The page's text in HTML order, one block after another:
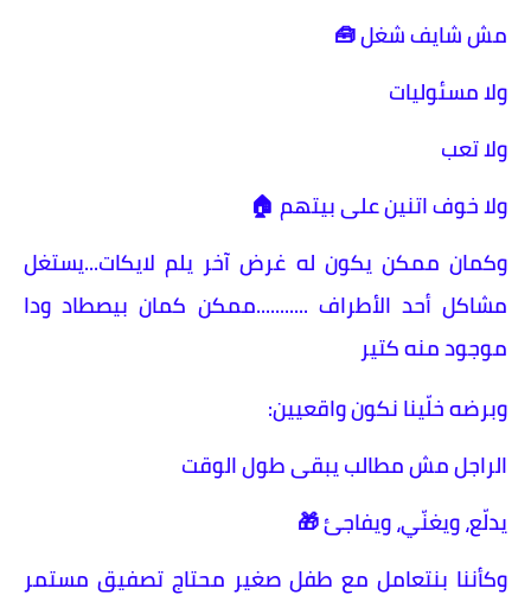
مش شايف شغل 🧰
ولا مسئوليات
ولا تعب
ولا خوف اتنين على بيتهم 🏠
وكمان ممكن يكون له غرض آخر يلم لايكات...يستغل
مشاكل أحد الأطراف ...........ممكن كمان بيصطاد ودا
موجود منه كتير
وبرضه خلّينا نكون واقعيين:
الراجل مش مطالب يبقى طول الوقت
يدلّع، ويغنّي، ويفاجئ 🎁
وكأننا بنتعامل مع طفل صغير محتاج تصفيق مستمر